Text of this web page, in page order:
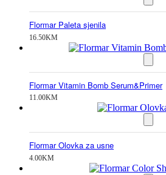
Flormar Paleta sjenila
16.50KM
Flormar Vitamin Bomb Serum&Primer
11.00KM
Flormar Olovka za usne
4.00KM